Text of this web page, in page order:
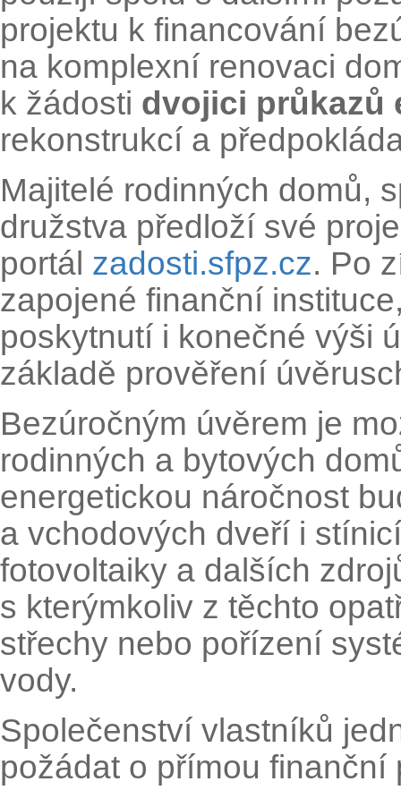
projektu k financování
na komplexní renovaci
k žádosti dvojici průkazů
rekonstrukcí a
Majitelé rodinných domů,
družstva předloží své
portál zadosti.sfpz.cz. Po
zapojené finanční
poskytnutí i konečné výši
základě prověření
Bezúročným úvěrem je
rodinných a bytových
energetickou náročnost
a vchodových dveří i
fotovoltaiky a dalších
s kterýmkoliv z těchto
střechy nebo pořízení
vody.
Společenství vlastníků
požádat o přímou